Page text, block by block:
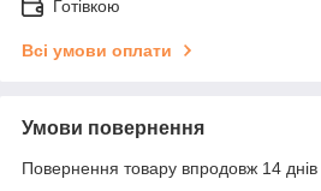
Готівкою
Всі умови оплати
Умови повернення
Повернення товару впродовж 14